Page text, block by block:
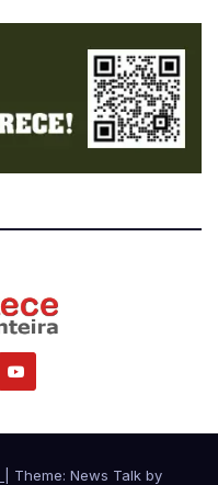
Theme: News Talk by